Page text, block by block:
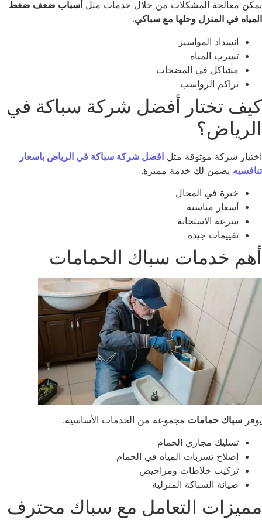
معالجة المشكلات من خلال خدمات مثل أسباب ضعف ضغط
في المنزل وحلها مع سباكي.
انسداد المواسير
تسرب المياه
مشاكل في المضخات
تراكم الرواسب
تختار أفضل شركة سباكة في
شركة موثوقة مثل افضل شركة سباكة في الرياض باسعار
يضمن لك خدمة مميزة.
خبرة في المجال
أسعار مناسبة
سرعة الاستجابة
تقييمات جيدة
خدمات سباك الحمامات
سباك حماماتمجموعة من الخدمات الأساسية.
تسليك مجاري الحمام
إصلاح تسربات المياه في الحمام
تركيب خلاطات ومراحيض
صيانة السباكة المنزلية
التعامل مع سباك محترف